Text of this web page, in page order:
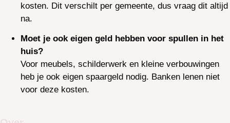
kosten. Dit verschilt per gemeente, dus vraag dit altijd
na.
Moet je ook eigen geld hebben voor spullen in het
huis?
Voor meubels, schilderwerk en kleine verbouwingen
heb je ook eigen spaargeld nodig. Banken lenen niet
voor deze kosten.